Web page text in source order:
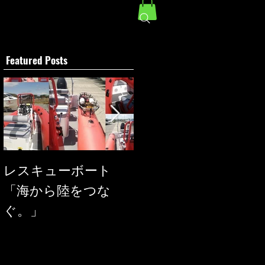
Featured Posts
レスキューボート
「海から陸をつな
ぐ。」